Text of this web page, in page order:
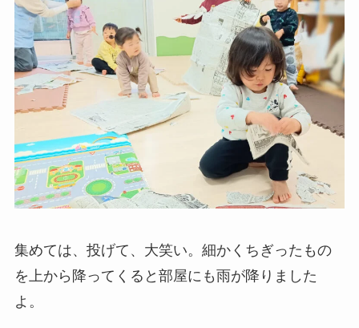
集めては、投げて、大笑い。細かくちぎったもの
を上から降ってくると部屋にも雨が降りました
よ。